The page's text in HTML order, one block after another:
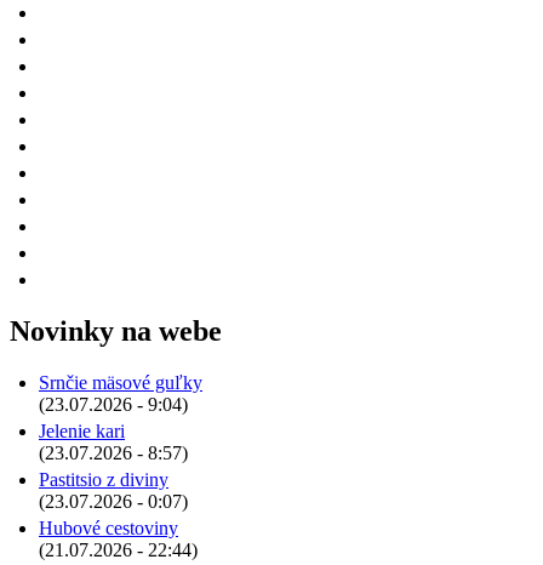
Novinky na webe
Srnčie mäsové guľky
(23.07.2026 - 9:04)
Jelenie kari
(23.07.2026 - 8:57)
Pastitsio z diviny
(23.07.2026 - 0:07)
Hubové cestoviny
(21.07.2026 - 22:44)